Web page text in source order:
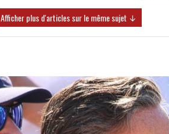
Afficher plus d'articles sur le même sujet ↓